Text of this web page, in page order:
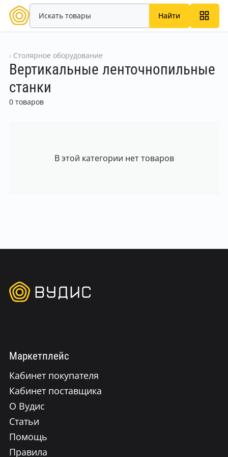
Найти
Столярное оборудование
Вертикальные ленточнопильные
станки
0 товаров
В этой категории нет товаров
Маркетплейс
Кабинет покупателя
Кабинет поставщика
О Вудис
Статьи
Помощь
Правила